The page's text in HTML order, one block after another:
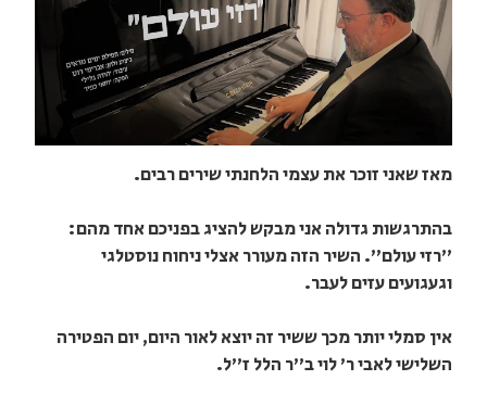
מאז שאני זוכר את עצמי הלחנתי שירים רבים.
בהתרגשות גדולה אני מבקש להציג בפניכם אחד מהם:
"רזי עולם". השיר הזה מעורר אצלי ניחוח נוסטלגי
וגעגועים עזים לעבר.
אין סמלי יותר מכך ששיר זה יוצא לאור היום, יום הפטירה
השלישי לאבי ר' לוי ב"ר הלל ז"ל.